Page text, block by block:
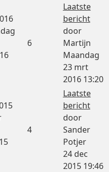
6
Laatste
bericht
door
Martijn
Maandag
23 mrt
2016 13:20
4
Laatste
bericht
door
Sander
Potjer
24 dec
2015 19:46